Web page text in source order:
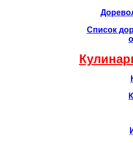
Список